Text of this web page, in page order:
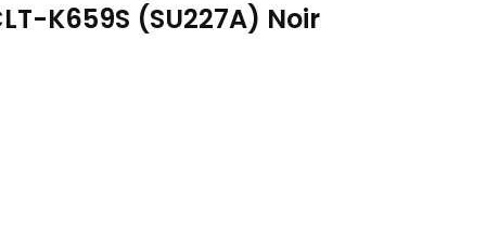
K659S (SU227A) Noir